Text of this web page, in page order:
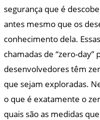
segurança que é
antes mesmo que os
conhecimento dela.
chamadas de “zero-
desenvolvedores têm
que sejam exploradas.
o que é exatamente o
quais são as medidas